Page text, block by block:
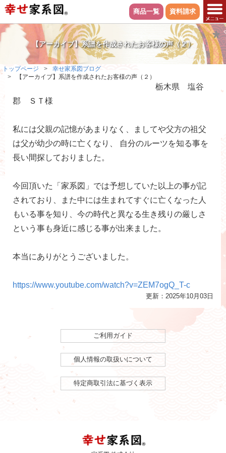
商品一覧 資料請求
【アーカイブ】系譜を作成されたお客様の声（２）
トップページ
幸せ家系図ブログ
【アーカイブ】系譜を作成されたお客様の声（２）
栃木県 塩谷
郡 ＳＴ様
私には父親の記憶があまりなく、ましてや父方の祖父
は父が幼少の時に亡くなり、 自分のルーツを知る事を
長い間探しておりました。
今回頂いた「家系図」では予想していた以上の事が記
されており、また中には生まれてすぐに亡くなった人
もいる事を知り、今の時代と異なる生き残りの厳しさ
という事も身近に感じる事が出来ました。
本当にありがとうございました。
https://www.youtube.com/watch?v=ZEM7ogQ_T-c
更新：2025年10月03日
ご利用ガイド
個人情報の取扱いについて
特定商取引法に基づく表示